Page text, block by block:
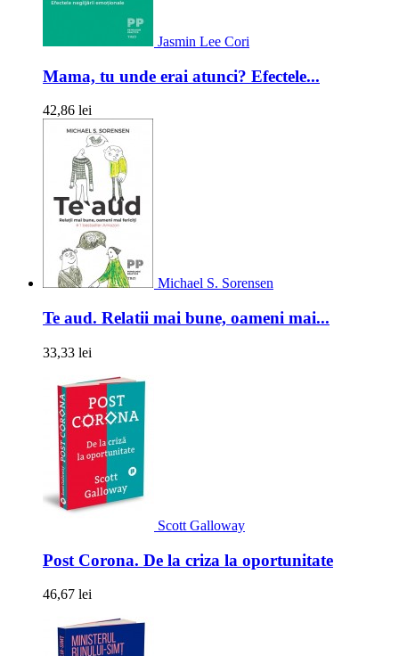
Jasmin Lee Cori
Mama, tu unde erai atunci? Efectele...
42,86 lei
Michael S. Sorensen
Te aud. Relatii mai bune, oameni mai...
33,33 lei
Scott Galloway
Post Corona. De la criza la oportunitate
46,67 lei